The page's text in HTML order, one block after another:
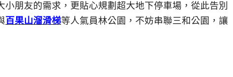
朋友的需求，更貼心規劃超大地下停車場，從此告別
百果山溜滑梯等人氣員林公園，不妨串聯三和公園，讓